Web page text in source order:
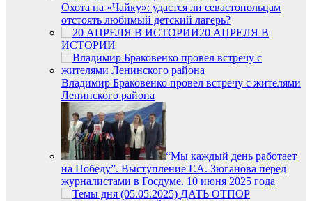
Охота на «Чайку»: удастся ли севастопольцам
отстоять любимый детский лагерь?
20 АПРЕЛЯ В
ИСТОРИИ
Владимир Браковенко провел встречу с жителями
Ленинского района
“Мы каждый день работает
на Победу”. Выступление Г.А. Зюганова перед
журналистами в Госдуме. 10 июня 2025 года